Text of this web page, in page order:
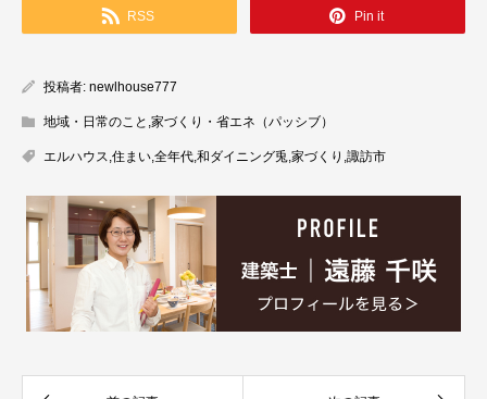
RSS Pin it
投稿者: newlhouse777
地域・日常のこと 家づくり・省エネ（パッシブ）
エルハウス 住まい 全年代 和ダイニング兎 家づくり 諏訪市